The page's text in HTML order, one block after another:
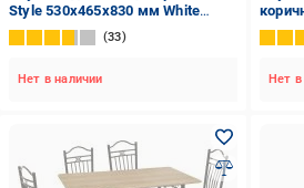
Style 530x465x830 мм White
белый / бук
33
Нет в наличии Нет в